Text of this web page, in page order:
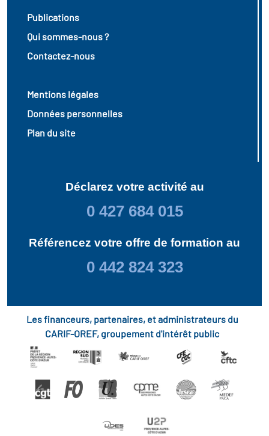
Publications
Qui sommes-nous ?
Contactez-nous
Mentions légales
Données personnelles
Plan du site
Déclarez votre activité au
0 427 684 015
Référencez votre offre de formation au
0 442 824 323
Les financeurs, partenaires, et administrateurs du
CARIF-OREF, groupement d'intérêt public